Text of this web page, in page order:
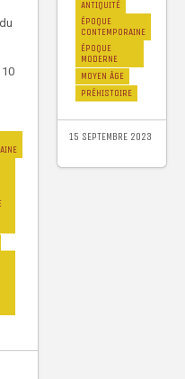
ANTIQUITÉ
ÉPOQUE
CONTEMPORAINE
ÉPOQUE
MODERNE
MOYEN ÂGE
PRÉHISTOIRE
15 SEPTEMBRE 2023